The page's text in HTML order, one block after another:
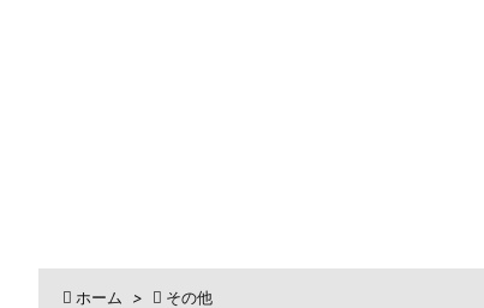
 ホーム >  その他